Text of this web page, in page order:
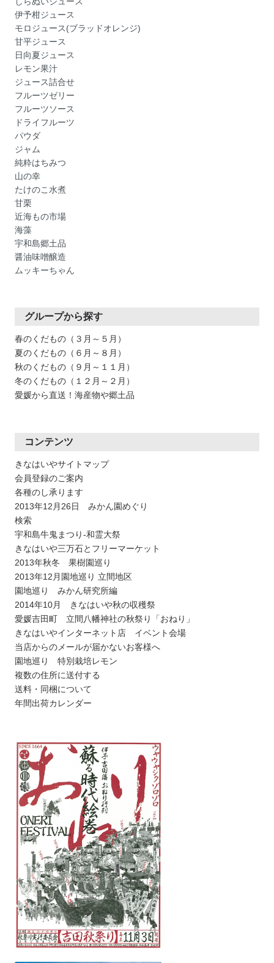
伊予柑ジュース
モロジュース(ブラッドオレンジ)
甘平ジュース
日向夏ジュース
レモン果汁
ジュース詰合せ
フルーツゼリー
フルーツソース
ドライフルーツ
パウダ
ジャム
純粋はちみつ
山の幸
たけのこ水煮
甘栗
近海もの市場
海藻
宇和島郷土品
醤油味噌醸造
ムッキーちゃん
グループから探す
春のくだもの（３月～５月）
夏のくだもの（６月～８月）
秋のくだもの（９月～１１月）
冬のくだもの（１２月～２月）
愛媛から直送！海産物や郷土品
コンテンツ
きなはいやサイトマップ
会員登録のご案内
各種のし承ります
2013年12月26日 みかん園めぐり
検索
宇和島牛鬼まつり-和霊大祭
きなはいや三万石とフリーマーケット
2013年秋冬 果樹園巡り
2013年12月園地巡り 立間地区
園地巡り みかん研究所編
2014年10月 きなはいや秋の収穫祭
愛媛吉田町 立間八幡神社の秋祭り「おねり」
きなはいやインターネット店 イベント会場
当店からのメールが届かないお客様へ
園地巡り 特別栽培レモン
複数の住所に送付する
送料・同梱について
年間出荷カレンダー